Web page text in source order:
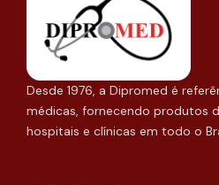
Desde 1976, a Dipromed é
médicas, fornecendo produtos
hospitais e clínicas em todo o